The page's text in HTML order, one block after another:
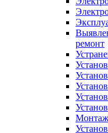
ремонт
Монтаж